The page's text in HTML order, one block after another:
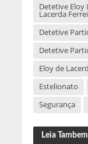
Detetive Eloy
Lacerda
Detetive
Detetive
Eloy de
Estelionato
Segurança
Leia Tambem